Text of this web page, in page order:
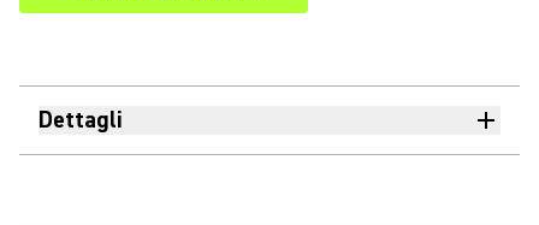
Dettagli